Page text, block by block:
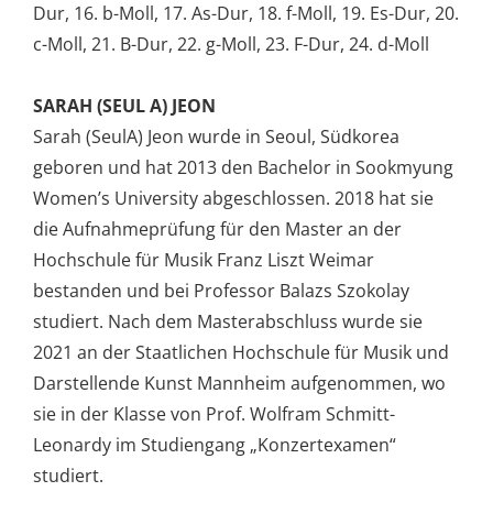
Dur, 16. b-Moll, 17. As-Dur, 18. f-Moll, 19. Es-Dur, 20.
c-Moll, 21. B-Dur, 22. g-Moll, 23. F-Dur, 24. d-Moll
SARAH (SEUL A) JEON
Sarah (SeulA) Jeon wurde in Seoul, Südkorea
geboren und hat 2013 den Bachelor in Sookmyung
Women’s University abgeschlossen. 2018 hat sie
die Aufnahmeprüfung für den Master an der
Hochschule für Musik Franz Liszt Weimar
bestanden und bei Professor Balazs Szokolay
studiert. Nach dem Masterabschluss wurde sie
2021 an der Staatlichen Hochschule für Musik und
Darstellende Kunst Mannheim aufgenommen, wo
sie in der Klasse von Prof. Wolfram Schmitt-
Leonardy im Studiengang „Konzertexamen“
studiert.